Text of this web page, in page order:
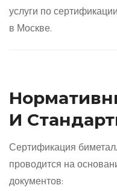
услуги по
в Москве.
И
Сертификация
проводится на
документов: